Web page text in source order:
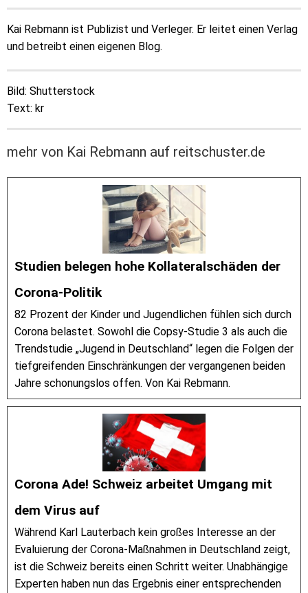
Kai Rebmann ist Publizist und Verleger. Er leitet einen Verlag
und betreibt einen eigenen Blog.
Bild: Shutterstock
Text: kr
mehr von Kai Rebmann auf reitschuster.de
Studien belegen hohe Kollateralschäden der
Corona-Politik
82 Prozent der Kinder und Jugendlichen fühlen sich durch
Corona belastet. Sowohl die Copsy-Studie 3 als auch die
Trendstudie „Jugend in Deutschland“ legen die Folgen der
tiefgreifenden Einschränkungen der vergangenen beiden
Jahre schonungslos offen. Von Kai Rebmann.
Corona Ade! Schweiz arbeitet Umgang mit
dem Virus auf
Während Karl Lauterbach kein großes Interesse an der
Evaluierung der Corona-Maßnahmen in Deutschland zeigt,
ist die Schweiz bereits einen Schritt weiter. Unabhängige
Experten haben nun das Ergebnis einer entsprechenden